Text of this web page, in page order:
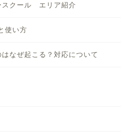
スクール エリア紹介
使い方
なぜ起こる？対応について